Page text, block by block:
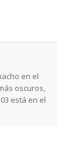
en el
oscuros,
está en el